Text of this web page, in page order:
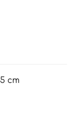
cm